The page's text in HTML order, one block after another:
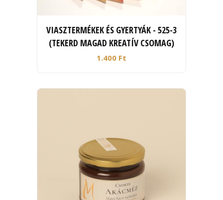
VIASZTERMÉKEK ÉS GYERTYÁK - 525-3
(TEKERD MAGAD KREATÍV CSOMAG)
1.400 Ft